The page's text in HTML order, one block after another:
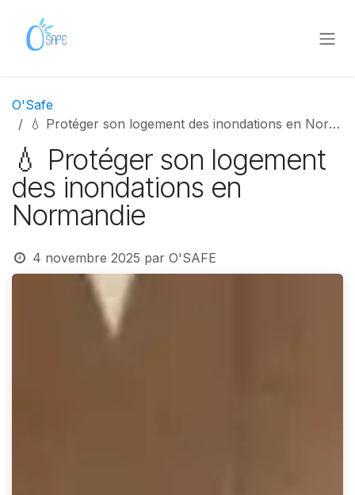
O'Safe
💧 Protéger son logement des inondations en Normandie
💧 Protéger son logement
des inondations en
Normandie
4 novembre 2025 par O'SAFE